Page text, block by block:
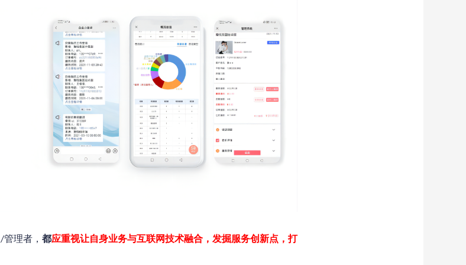
/管理者， 都应重视让自身业务与互联网技术融合，发掘服务创新点，打